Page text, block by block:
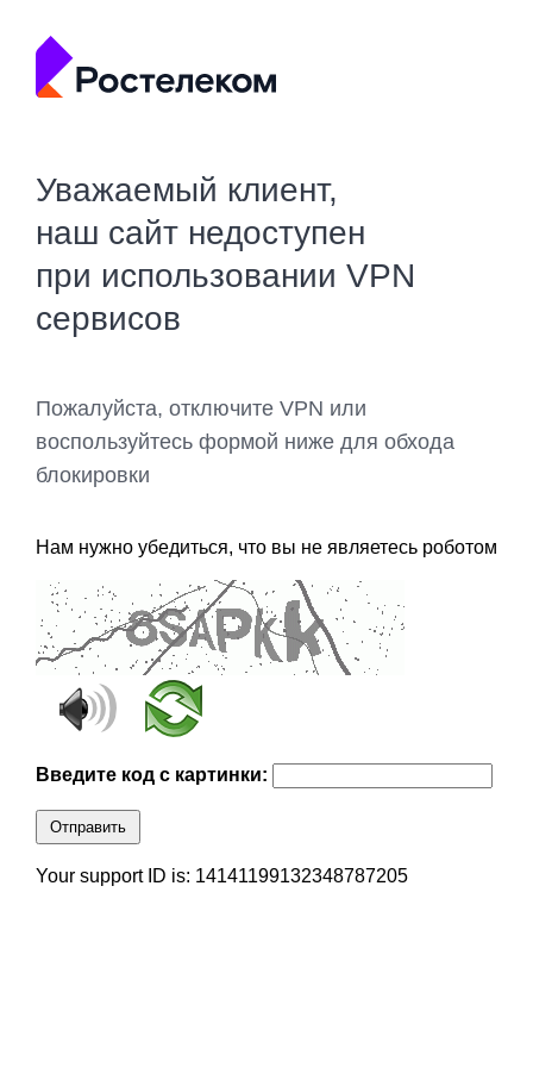
Уважаемый клиент,
наш сайт недоступен
при использовании VPN
сервисов
Пожалуйста, отключите VPN или
воспользуйтесь формой ниже для обхода
блокировки
Нам нужно убедиться, что вы не являетесь роботом
Введите код с картинки:
Отправить
Your support ID is: 14141199132348787205